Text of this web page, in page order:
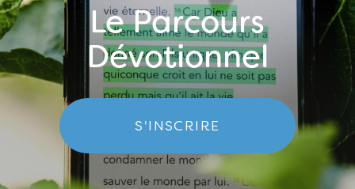
Le Parcours
Dévotionnel
S'INSCRIRE